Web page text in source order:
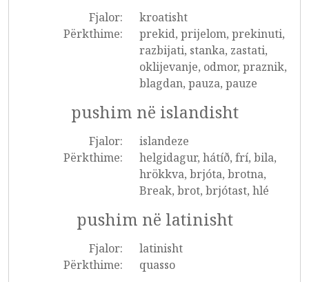
Fjalor:
kroatisht
Përkthime:
prekid, prijelom, prekinuti,
razbijati, stanka, zastati,
oklijevanje, odmor, praznik,
blagdan, pauza, pauze
pushim në islandisht
Fjalor:
islandeze
Përkthime:
helgidagur, hátíð, frí, bila,
hrökkva, brjóta, brotna,
Break, brot, brjótast, hlé
pushim në latinisht
Fjalor:
latinisht
Përkthime:
quasso